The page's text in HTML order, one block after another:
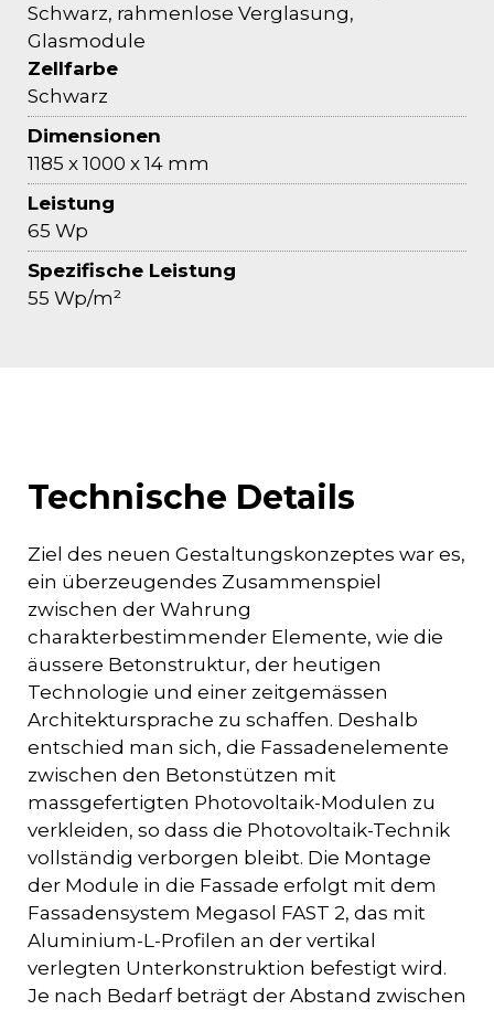
Schwarz, rahmenlose Verglasung,
Glasmodule
Zellfarbe
Schwarz
Dimensionen
1185 x 1000 x 14 mm
Leistung
65 Wp
Spezifische Leistung
55 Wp/m²
Technische Details
Ziel des neuen Gestaltungskonzeptes war es,
ein überzeugendes Zusammenspiel
zwischen der Wahrung
charakterbestimmender Elemente, wie die
äussere Betonstruktur, der heutigen
Technologie und einer zeitgemässen
Architektursprache zu schaffen. Deshalb
entschied man sich, die Fassadenelemente
zwischen den Betonstützen mit
massgefertigten Photovoltaik-Modulen zu
verkleiden, so dass die Photovoltaik-Technik
vollständig verborgen bleibt. Die Montage
der Module in die Fassade erfolgt mit dem
Fassadensystem Megasol FAST 2, das mit
Aluminium-L-Profilen an der vertikal
verlegten Unterkonstruktion befestigt wird.
Je nach Bedarf beträgt der Abstand zwischen